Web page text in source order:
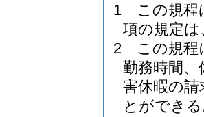
1
この規程
項の規定
2
この規程
勤務時間
害休暇の
とができ